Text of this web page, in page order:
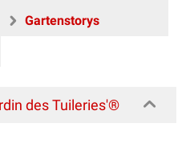
Gartenstorys
des Tuileries'®